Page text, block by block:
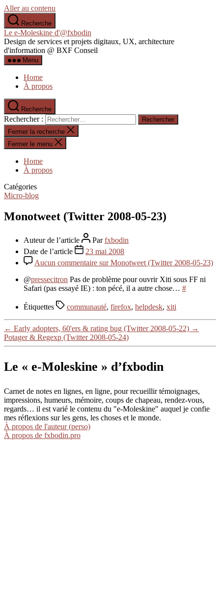
Aller au contenu
Recherche
Le e-Moleskine d'@fxbodin
Design de services et projets digitaux, UX, architecture
d'information @ BXF Conseil
Menu
Home
À propos
Recherche
Rechercher :
Fermer la recherche
Fermer le menu
Home
À propos
Catégories
Micro-blog
Monotweet (Twitter 2008-05-23)
Auteur de l’article Parfxbodin
Date de l’article
23 mai 2008
Aucun commentaire sur Monotweet (Twitter 2008-05-23)
@pressecitron Pas de problème pour ouvrir Xiti sous FF ni
Safari (pas essayé IE) : ton pécé, il a autre chose… #
Étiquettes communauté, firefox, helpdesk, xiti
← Early adopters, 60'ers & rating bug (Twitter 2008-05-22) →
Potager & Regexp (Twitter 2008-05-24)
Le « e-Moleskine » d’fxbodin
Carnet de notes en lignes, en ligne, pour recueillir témoignages,
impressions, humeurs, mémoire, coups de chapeau, rendez-vous,
regards… il est varié le contenu du "e-Moleskine" auquel je confie
mes réflexions sur les gens, les choses et le monde.
À propos de l'auteur (perso)
À propos de fxbodin.pro